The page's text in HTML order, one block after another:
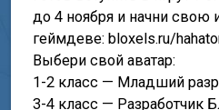
до 4 ноября и начни свою
геймдеве: bloxels.ru/
Выбери свой аватар:
1-2 класс — Младший
3-4 класс — Разработчик